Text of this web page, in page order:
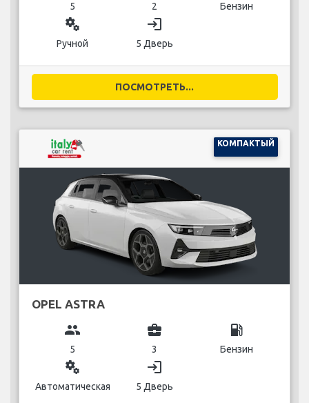
5 2 Бензин
miscellaneous_services
Ручной
login
5 Дверь
ПОСМОТРЕТЬ...
КОМПАКТЫЙ
OPEL ASTRA
group
5
business_center
3
local_gas_station
Бензин
miscellaneous_services
Автоматическая
login
5 Дверь